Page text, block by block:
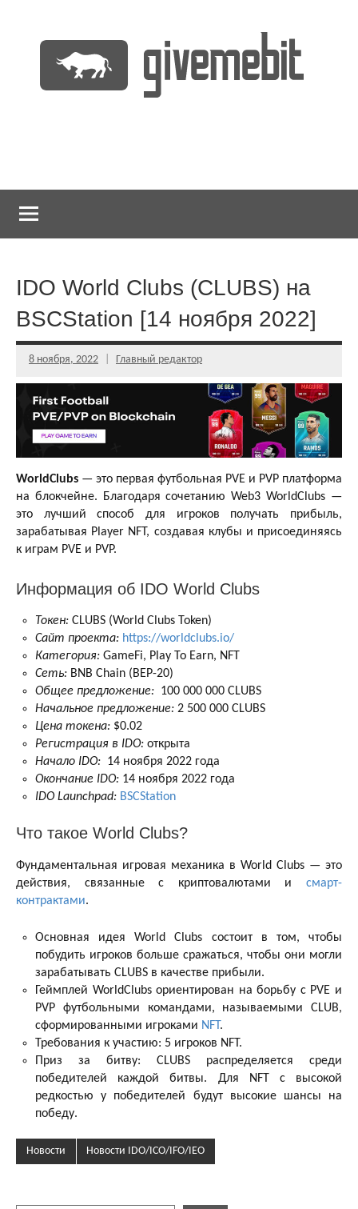
содержимому
IDO World Clubs (CLUBS) на
BSCStation [14 ноября 2022]
8 ноября, 2022 Главный редактор
WorldClubs — это первая футбольная PVE и PVP платформа
на блокчейне. Благодаря сочетанию Web3 WorldClubs —
это лучший способ для игроков получать прибыль,
зарабатывая Player NFT, создавая клубы и присоединяясь
к играм PVE и PVP.
Информация об IDO World Clubs
Токен: CLUBS (World Clubs Token)
Сайт проекта: https://worldclubs.io/
Категория: GameFi, Play To Earn, NFT
Сеть: BNB Chain (BEP-20)
Общее предложение: 100 000 000 CLUBS
Начальное предложение: 2 500 000 CLUBS
Цена токена: $0.02
Регистрация в IDO: открыта
Начало IDO: 14 ноября 2022 года
Окончание IDO: 14 ноября 2022 года
IDO Launchpad: BSCStation
Что такое World Clubs?
Фундаментальная игровая механика в World Clubs — это
действия, связанные с криптовалютами и смарт-
контрактами.
Основная идея World Clubs состоит в том, чтобы
побудить игроков больше сражаться, чтобы они могли
зарабатывать CLUBS в качестве прибыли.
Геймплей WorldClubs ориентирован на борьбу с PVE и
PVP футбольными командами, называемыми CLUB,
сформированными игроками NFT .
Требования к участию: 5 игроков NFT.
Приз за битву: CLUBS распределяется среди
победителей каждой битвы. Для NFT с высокой
редкостью у победителей будут высокие шансы на
победу.
Новости Новости IDO/ICO/IFO/IEO